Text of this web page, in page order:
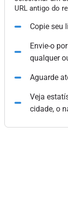
URL antigo do
Copie seu
Envie-o
qualquer
Aguarde
Veja
cidade, o